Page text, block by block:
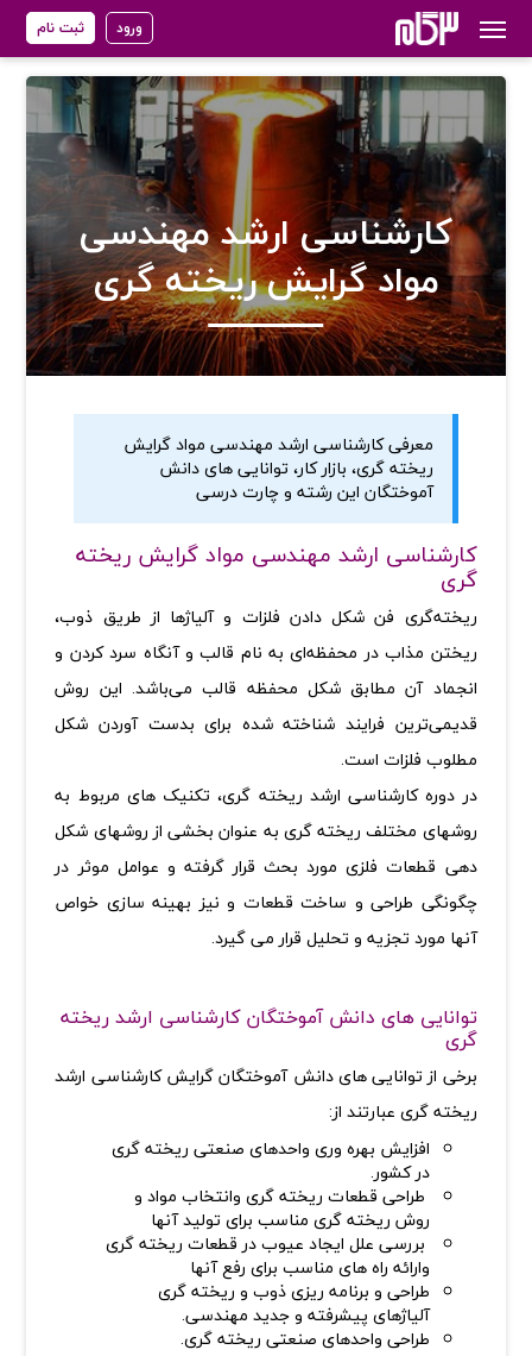
ورود ثبت نام
کارشناسی ارشد مهندسی
مواد گرایش ریخته گری
معرفی کارشناسی ارشد مهندسی مواد گرایش
ریخته گری، بازار کار، توانایی های دانش
آموختگان این رشته و چارت درسی
کارشناسی ارشد مهندسی مواد گرایش ریخته
گری
ریخته‌گری فن شکل دادن فلزات و آلیاژها از طریق ذوب،
ریختن مذاب در محفظه‌ای به نام قالب و آنگاه سرد کردن و
انجماد آن مطابق شکل محفظه قالب می‌باشد. این روش
قدیمی‌ترین فرایند شناخته شده برای بدست آوردن شکل
مطلوب فلزات است.
در دوره کارشناسی ارشد ریخته گری، تکنیک های مربوط به
روشهای مختلف ریخته گری به عنوان بخشی از روشهای شکل
دهی قطعات فلزی مورد بحث قرار گرفته و عوامل موثر در
چگونگی طراحی و ساخت قطعات و نیز بهینه سازی خواص
آنها مورد تجزیه و تحلیل قرار می گیرد.
توانایی های دانش آموختگان کارشناسی ارشد ریخته
گری
برخی از توانایی های دانش آموختگان گرایش کارشناسی ارشد
ریخته گری عبارتند از:
افزایش بهره وری واحدهای صنعتی ریخته گری
در کشور.
طراحی قطعات ریخته گری وانتخاب مواد و
روش ریخته گری مناسب برای تولید آنها
بررسی علل ایجاد عیوب در قطعات ریخته گری
وارائه راه های مناسب برای رفع آنها
طراحی و برنامه ریزی ذوب و ریخته گری
آلیاژهای پیشرفته و جدید مهندسی.
طراحی واحدهای صنعتی ریخته گری.